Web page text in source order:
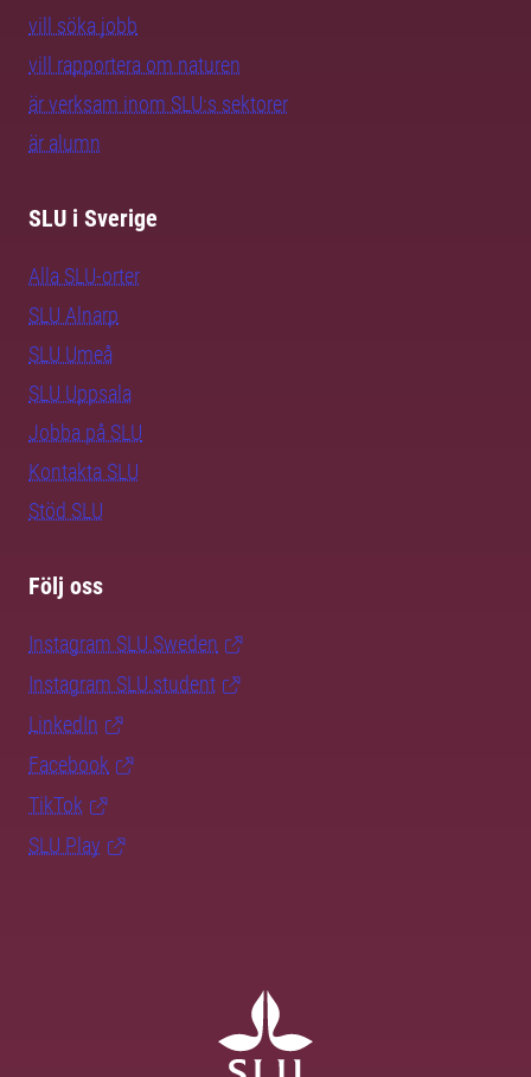
vill söka jobb
vill rapportera om naturen
är verksam inom SLU:s sektorer
är alumn
SLU i Sverige
Alla SLU-orter
SLU Alnarp
SLU Umeå
SLU Uppsala
Jobba på SLU
Kontakta SLU
Stöd SLU
Följ oss
Instagram SLU.Sweden
Instagram SLU.student
LinkedIn
Facebook
TikTok
SLU Play